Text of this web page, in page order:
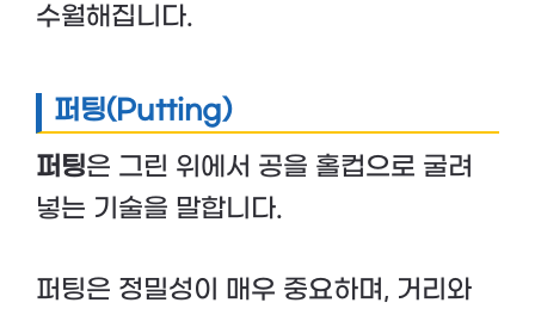
수월해집니다.
퍼팅(Putting)
퍼팅은 그린 위에서 공을 홀컵으로 굴려
넣는 기술을 말합니다.
퍼팅은 정밀성이 매우 중요하며, 거리와